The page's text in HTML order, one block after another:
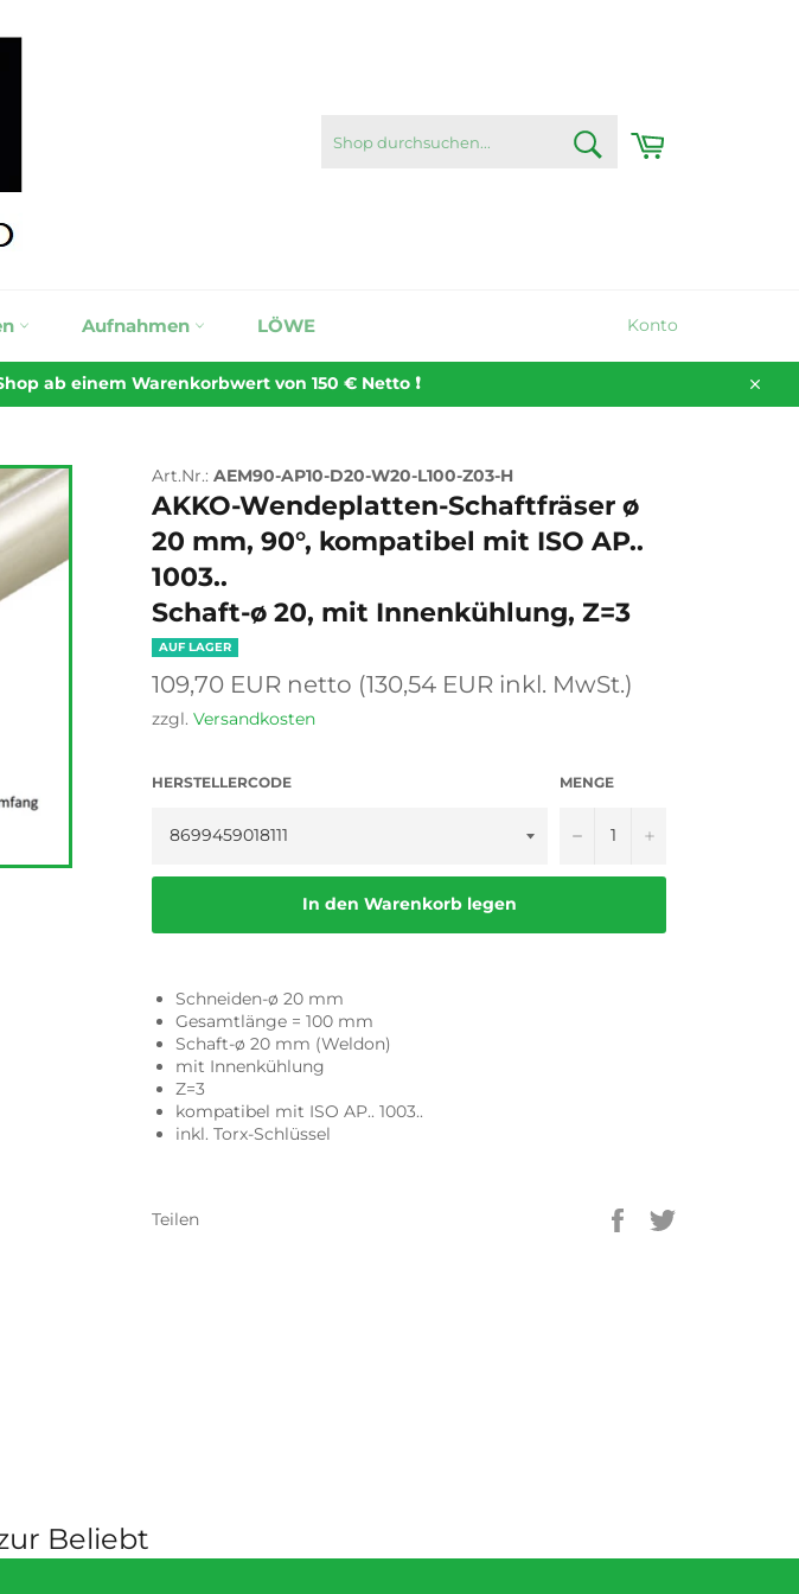
DURCHSUCHEN...
Aufnahmen LÖWE Konto
ab einem Warenkorbwert von 150 € Netto ❗️
Art.Nr.: AEM90-AP10-D20-W20-L100-Z03-H
AKKO-Wendeplatten-Schaftfräser ø
20 mm, 90°, kompatibel mit ISO AP..
1003..
Schaft-ø 20, mit Innenkühlung, Z=3
AUF LAGER
Normaler
Preis
109,70 EUR netto (130,54 EUR inkl. MwSt.)
zzgl. Versandkosten
HERSTELLERCODE MENGE
− +
In den Warenkorb legen
Schneiden-ø 20 mm
Gesamtlänge = 100 mm
Schaft-ø 20 mm (Weldon)
mit Innenkühlung
Z=3
kompatibel mit ISO AP.. 1003..
inkl. Torx-Schlüssel
Teilen
Auf
Facebook
Beliebt